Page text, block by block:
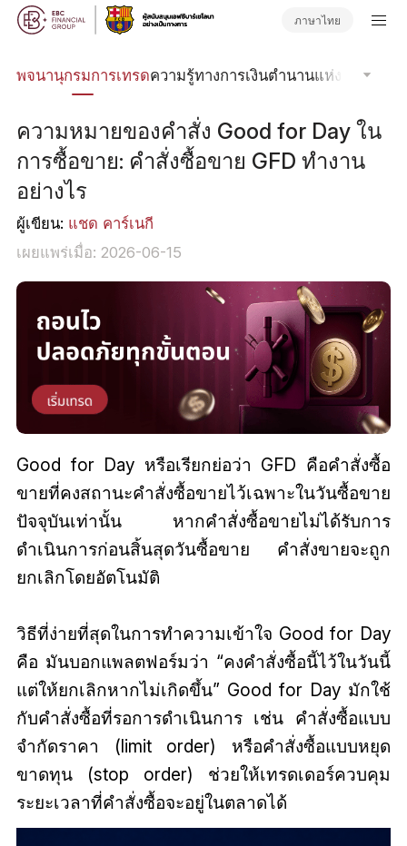
ภาษาไทย
พจนานุกรมการเทรดความรู้ทางการเงินตำนานแห่งตลาด
ความหมายของคำสั่ง Good for Day ใน
การซื้อขาย: คำสั่งซื้อขาย GFD ทำงาน
อย่างไร
ผู้เขียน: แชด คาร์เนกี
เผยแพร่เมื่อ: 2026-06-15
Good for Day หรือเรียกย่อว่า GFD คือคำสั่งซื้อ
ขายที่คงสถานะคำสั่งซื้อขายไว้เฉพาะในวันซื้อขาย
ปัจจุบันเท่านั้น หากคำสั่งซื้อขายไม่ได้รับการ
ดำเนินการก่อนสิ้นสุดวันซื้อขาย คำสั่งขายจะถูก
ยกเลิกโดยอัตโนมัติ
วิธีที่ง่ายที่สุดในการทำความเข้าใจ Good for Day
คือ มันบอกแพลตฟอร์มว่า “คงคำสั่งซื้อนี้ไว้ในวันนี้
แต่ให้ยกเลิกหากไม่เกิดขึ้น” Good for Day มักใช้
กับคำสั่งซื้อที่รอการดำเนินการ เช่น คำสั่งซื้อแบบ
จำกัดราคา (limit order) หรือคำสั่งซื้อแบบหยุด
ขาดทุน (stop order) ช่วยให้เทรดเดอร์ควบคุม
ระยะเวลาที่คำสั่งซื้อจะอยู่ในตลาดได้